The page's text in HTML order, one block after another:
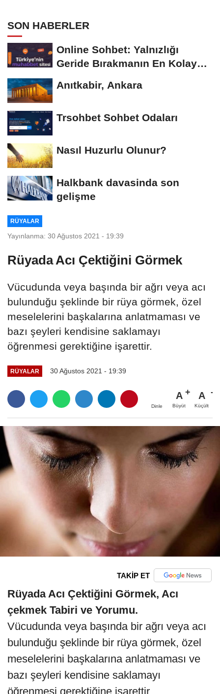
SON HABERLER
Online Sohbet: Yalnızlığı
Geride Bırakmanın En Kolay
Anıtkabir, Ankara
Trsohbet Sohbet Odaları
Nasıl Huzurlu Olunur?
Halkbank davasinda son
gelişme
RÜYALAR
Yayınlanma: 30 Ağustos 2021 - 19:39
Rüyada Acı Çektiğini Görmek
Vücudunda veya başında bir ağrı veya acı
bulunduğu şeklinde bir rüya görmek, özel
meselelerini başkalarına anlatmaması ve
bazı şeyleri kendisine saklamayı
öğrenmesi gerektiğine işarettir.
RÜYALAR 30 Ağustos 2021 - 19:39
Dinle
A
Büyüt
A
Küçült
TAKİP ET
Rüyada Acı Çektiğini Görmek, Acı
çekmek Tabiri ve Yorumu.
Vücudunda veya başında bir ağrı veya acı
bulunduğu şeklinde bir rüya görmek, özel
meselelerini başkalarına anlatmaması ve
bazı şeyleri kendisine saklamayı
öğrenmesi gerektiğine işarettir.